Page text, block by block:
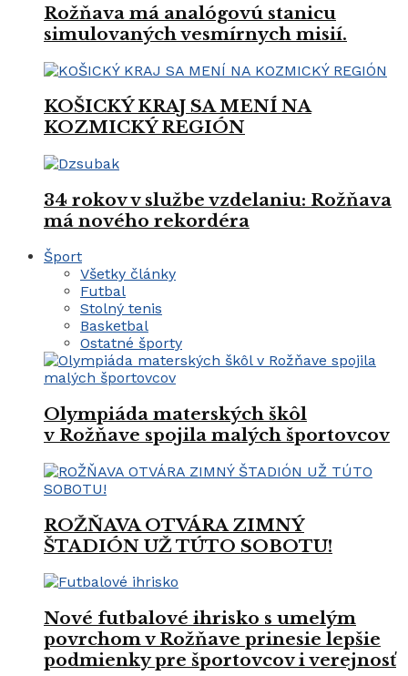
Rožňava má analógovú stanicu
simulovaných vesmírnych misií.
KOŠICKÝ KRAJ SA MENÍ NA
KOZMICKÝ REGIÓN
34 rokov v službe vzdelaniu: Rožňava
má nového rekordéra
Šport
Všetky články
Futbal
Stolný tenis
Basketbal
Ostatné športy
Olympiáda materských škôl
v Rožňave spojila malých športovcov
ROŽŇAVA OTVÁRA ZIMNÝ
ŠTADIÓN UŽ TÚTO SOBOTU!
Nové futbalové ihrisko s umelým
povrchom v Rožňave prinesie lepšie
podmienky pre športovcov i verejnosť